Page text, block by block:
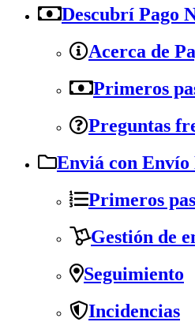
Descubrí Pago
Acerca de
Primeros
Preguntas
Enviá con Envío
Primeros
Gestión de
Seguimiento
Incidencias